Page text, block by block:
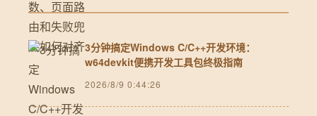
3分钟搞定Windows C/C++开发环境：
w64devkit便携开发工具包终极指南
2026/8/9 0:44:26